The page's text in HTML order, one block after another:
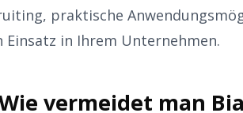
praktische
in Ihrem Unternehmen.
vermeidet man